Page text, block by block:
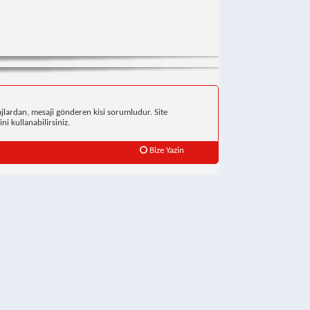
mesaji gönderen kisi sorumludur. Site
kullanabilirsiniz.
Bize Yazin